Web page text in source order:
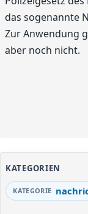
das sogenannte
Zur Anwendung
aber noch nicht.
KATEGORIEN